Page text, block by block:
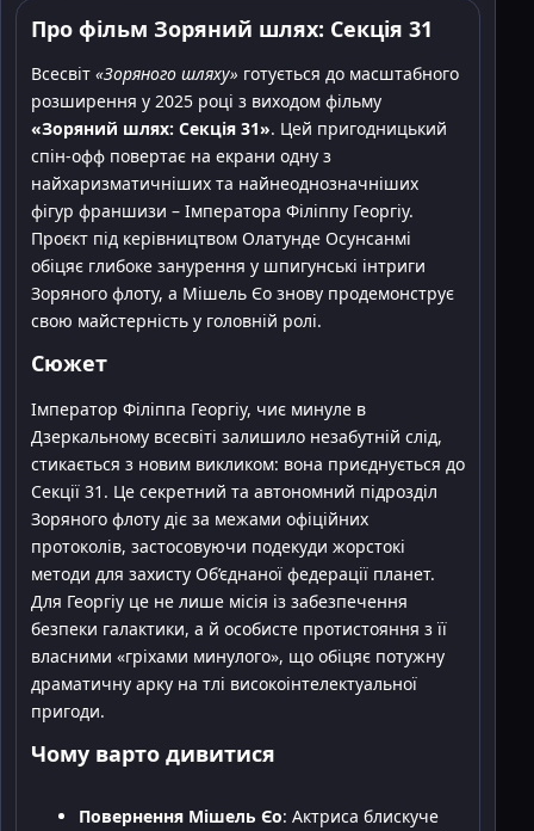
Про фільм Зоряний шлях: Секція 31
Всесвіт «Зоряного шляху» готується до масштабного
розширення у 2025 році з виходом фільму
«Зоряний шлях: Секція 31». Цей пригодницький
спін-офф повертає на екрани одну з
найхаризматичніших та найнеоднозначніших
фігур франшизи – Імператора Філіппу Георгіу.
Проєкт під керівництвом Олатунде Осунсанмі
обіцяє глибоке занурення у шпигунські інтриги
Зоряного флоту, а Мішель Єо знову продемонструє
свою майстерність у головній ролі.
Сюжет
Імператор Філіппа Георгіу, чиє минуле в
Дзеркальному всесвіті залишило незабутній слід,
стикається з новим викликом: вона приєднується до
Секції 31. Це секретний та автономний підрозділ
Зоряного флоту діє за межами офіційних
протоколів, застосовуючи подекуди жорстокі
методи для захисту Об’єднаної федерації планет.
Для Георгіу це не лише місія із забезпечення
безпеки галактики, а й особисте протистояння з її
власними «гріхами минулого», що обіцяє потужну
драматичну арку на тлі високоінтелектуальної
пригоди.
Чому варто дивитися
Повернення Мішель Єо: Актриса блискуче